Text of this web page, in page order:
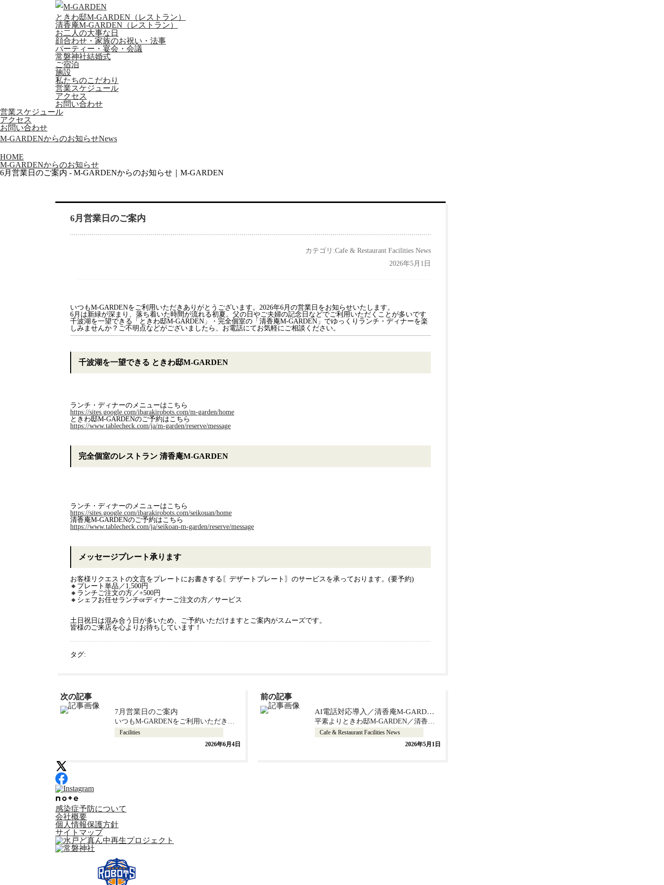
ときわ邸M-GARDEN （レストラン）
清香庵M-GARDEN （レストラン）
お二人の大事な日
顔合わせ・家族のお祝い・法事
パーティー・宴会・会議
常磐神社結婚式
ご宿泊
施設
私たちのこだわり
営業スケジュール
アクセス
お問い合わせ
営業スケジュール
アクセス
お問い合わせ
M-GARDENからのお知らせNews
HOME
M-GARDENからのお知らせ
6月営業日のご案内 - M-GARDENからのお知らせ｜M-GARDEN
6月営業日のご案内
カテゴリ:Cafe & Restaurant Facilities News
2026年5月1日
いつもM-GARDENをご利用いただきありがとうございます。2026年6月の営業日をお知らせいたします。
6月は新緑が深まり、落ち着いた時間が流れる初夏。父の日やご夫婦の記念日などでご利用いただくことが多いです
千波湖を一望できる「ときわ邸M-GARDEN」・完全個室の「清香庵M-GARDEN」でゆっくりランチ・ディナーを楽
しみませんか？ご不明点などがございましたら、お電話にてお気軽にご相談ください。
千波湖を一望できる ときわ邸M-GARDEN
ランチ・ディナーのメニューはこちら
https://sites.google.com/ibarakirobots.com/m-garden/home
ときわ邸M-GARDENのご予約はこちら
https://www.tablecheck.com/ja/m-garden/reserve/message
完全個室のレストラン 清香庵M-GARDEN
ランチ・ディナーのメニューはこちら
https://sites.google.com/ibarakirobots.com/seikouan/home
清香庵M-GARDENのご予約はこちら
https://www.tablecheck.com/ja/seikoan-m-garden/reserve/message
メッセージプレート承ります
お客様リクエストの文言をプレートにお書きする〖デザートプレート〗のサービスを承っております。(要予約)
🔸プレート単品／1,500円
🔸ランチご注文の方／+500円
🔸シェフお任せランチorディナーご注文の方／サービス
土日祝日は混み合う日が多いため、ご予約いただけますとご案内がスムーズです。
皆様のご来店を心よりお待ちしています！
タグ:
投
稿
ー
シ
ョ
ン
AI電話対応導入／清香庵M-GARDEN 電話番号変更のご案内
平素よりときわ邸M-GARDEN／清香庵M-GARDENをご利用いただき、誠にありがとうございます。…
Cafe & Restaurant Facilities News
2026年5月1日
7月営業日のご案内
いつもM-GARDENをご利用いただきありがとうございます。2026年7月の営業日をお知らせいたしま…
Facilities
2026年6月4日
感染症予防について
会社概要
個人情報保護方針
サイトマップ